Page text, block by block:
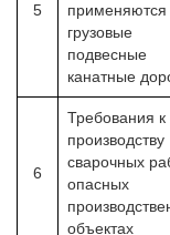
5
применяются
грузовые
подвесные
канатные
6
Требования к
производству
сварочных
опасных
объектах